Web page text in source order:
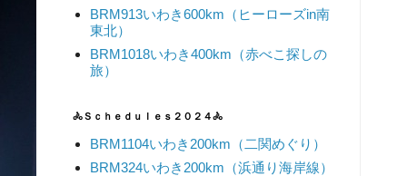
BRM913いわき600km（ヒーローズin南
東北）
BRM1018いわき400km（赤べこ探しの
旅）
🚴Ｓｃｈｅｄｕｌｅｓ２０２４🚴
BRM1104いわき200km（二関めぐり）
BRM324いわき200km（浜通り海岸線）